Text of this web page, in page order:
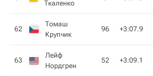
Ткаленко
62
Томаш
Крупчик
96 +3:07.9
63
Лейф
Нордгрен
52 +3:09.1